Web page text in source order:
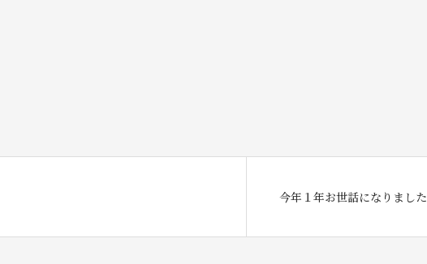
今年１年お世話になりました